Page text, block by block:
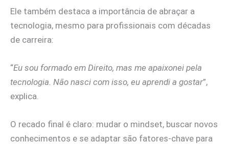
Ele também destaca a importância de abraçar a
tecnologia, mesmo para profissionais com décadas
de carreira:
“Eu sou formado em Direito, mas me apaixonei pela
tecnologia. Não nasci com isso, eu aprendi a gostar”,
explica.
O recado final é claro: mudar o mindset, buscar novos
conhecimentos e se adaptar são fatores-chave para